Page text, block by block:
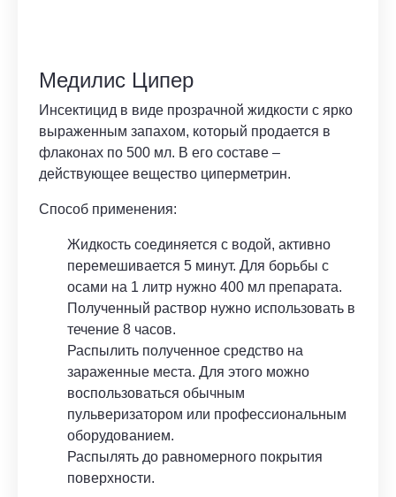
Медилис Ципер
Инсектицид в виде прозрачной жидкости с ярко
выраженным запахом, который продается в
флаконах по 500 мл. В его составе –
действующее вещество циперметрин.
Способ применения:
Жидкость соединяется с водой, активно
перемешивается 5 минут. Для борьбы с
осами на 1 литр нужно 400 мл препарата.
Полученный раствор нужно использовать в
течение 8 часов.
Распылить полученное средство на
зараженные места. Для этого можно
воспользоваться обычным
пульверизатором или профессиональным
оборудованием.
Распылять до равномерного покрытия
поверхности.